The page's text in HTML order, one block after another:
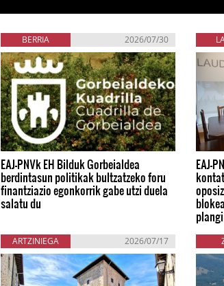
BERRIA 2026/07/30
EAJ-PNVk EH Bilduk Gorbeialdea
berdintasun politikak bultzatzeko foru
finantziazio egonkorrik gabe utzi duela
salatu du
EAJ-
ARTZINIEGA 2026/07/17